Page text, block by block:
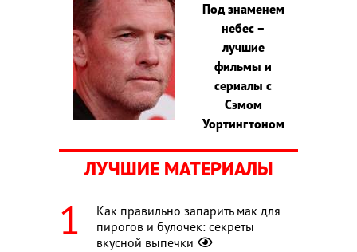
Под знаменем
небес –
лучшие
фильмы и
сериалы с
Сэмом
Уортингтоном
ЛУЧШИЕ МАТЕРИАЛЫ
Как правильно запарить мак для
пирогов и булочек: секреты
вкусной выпечки